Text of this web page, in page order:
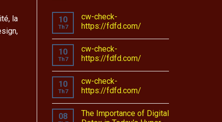
la
10
Th7
cw-check-
https://fdfd.com/
10
Th7
cw-check-
https://fdfd.com/
10
Th7
cw-check-
https://fdfd.com/
08
The Importance of Digital